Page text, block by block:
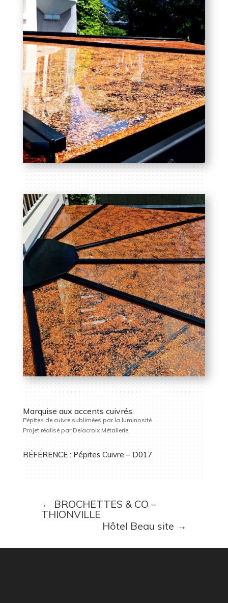
Marquise aux accents cuivrés.
Pépites de cuivre sublimées par la luminosité.
Projet réalisé par Delacroix Métallerie.
RÉFÉRENCE : Pépites Cuivre – D017
← BROCHETTES & CO –
THIONVILLE
Hôtel Beau site →